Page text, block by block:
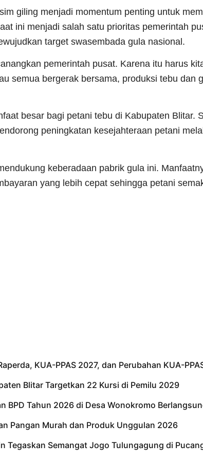
giling menjadi momentum penting untuk
ini menjadi salah satu prioritas pemerintah
target swasembada gula nasional.
pemerintah pusat. Karena itu harus
semua bergerak bersama, produksi tebu dan
besar bagi petani tebu di Kabupaten Blitar.
peningkatan kesejahteraan petani
keberadaan pabrik gula ini.
yang lebih cepat sehingga petani
KUA-PPAS 2027, dan Perubahan KUA-
Blitar Targetkan 22 Kursi di Pemilu 2029
BPD Tahun 2026 di Desa Wonokromo
Pangan Murah dan Produk Unggulan 2026
Tegaskan Semangat Jogo Tulungagung di